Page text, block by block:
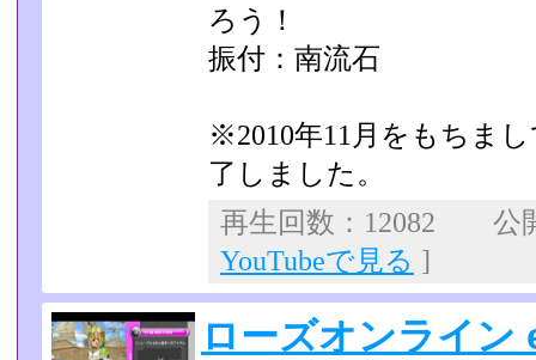
ろう！
振付：南流石
※2010年11月をもちま
了しました。
再生回数：12082 公
YouTubeで見る ]
ローズオンライン